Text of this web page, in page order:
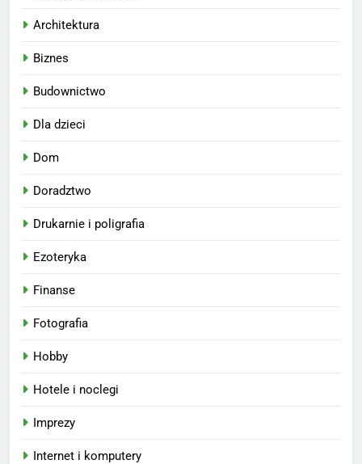
Architektura
Biznes
Budownictwo
Dla dzieci
Dom
Doradztwo
Drukarnie i poligrafia
Ezoteryka
Finanse
Fotografia
Hobby
Hotele i noclegi
Imprezy
Internet i komputery